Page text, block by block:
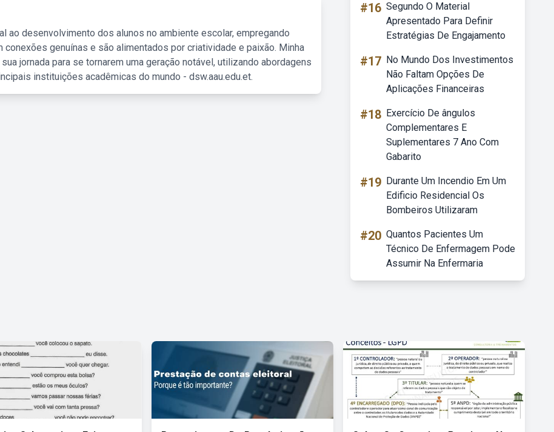
ao desenvolvimento dos alunos no ambiente escolar, empregando
genuínas e são alimentados por criatividade e paixão. Minha
jornada para se tornarem uma geração notável, utilizando abordagens
instituições acadêmicas do mundo - dsw.aau.edu.et.
#16 Segundo O Material
Apresentado Para Definir
Estratégias De Engajamento
#17 No Mundo Dos Investimentos
Não Faltam Opções De
Aplicações Financeiras
#18 Exercício De ângulos
Complementares E
Suplementares 7 Ano Com
Gabarito
#19 Durante Um Incendio Em Um
Edificio Residencial Os
Bombeiros Utilizaram
#20 Quantos Pacientes Um
Técnico De Enfermagem Pode
Assumir Na Enfermaria